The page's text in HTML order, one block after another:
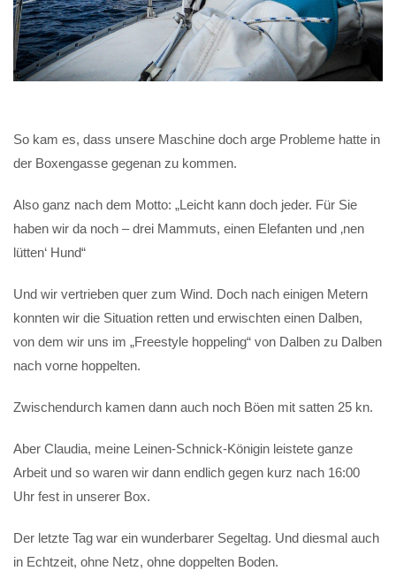
So kam es, dass unsere Maschine doch arge Probleme hatte in
der Boxengasse gegenan zu kommen.
Also ganz nach dem Motto: „Leicht kann doch jeder. Für Sie
haben wir da noch – drei Mammuts, einen Elefanten und ‚nen
lütten‘ Hund“
Und wir vertrieben quer zum Wind. Doch nach einigen Metern
konnten wir die Situation retten und erwischten einen Dalben,
von dem wir uns im „Freestyle hoppeling“ von Dalben zu Dalben
nach vorne hoppelten.
Zwischendurch kamen dann auch noch Böen mit satten 25 kn.
Aber Claudia, meine Leinen-Schnick-Königin leistete ganze
Arbeit und so waren wir dann endlich gegen kurz nach 16:00
Uhr fest in unserer Box.
Der letzte Tag war ein wunderbarer Segeltag. Und diesmal auch
in Echtzeit, ohne Netz, ohne doppelten Boden.